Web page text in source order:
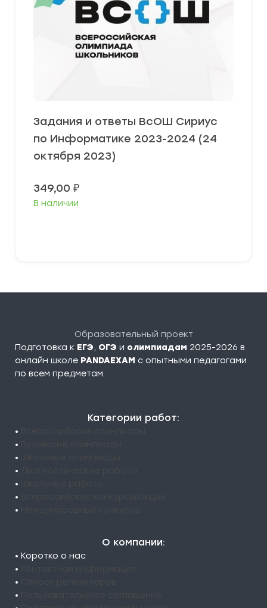
Задания и ответы ВсОШ Сириус
по Информатике 2023-2024 (24
октября 2023)
349,00 ₽
В наличии
Образовательный проект
Подготовка к ЕГЭ, ОГЭ и олимпиадам 2025-2026 в
онлайн школе PANDAEXAM c опытными педагогами
по всем предметам.
Категории работ:
•
•
•
•
•
•
•
О компании:
• Коротко о нас
•
•
•